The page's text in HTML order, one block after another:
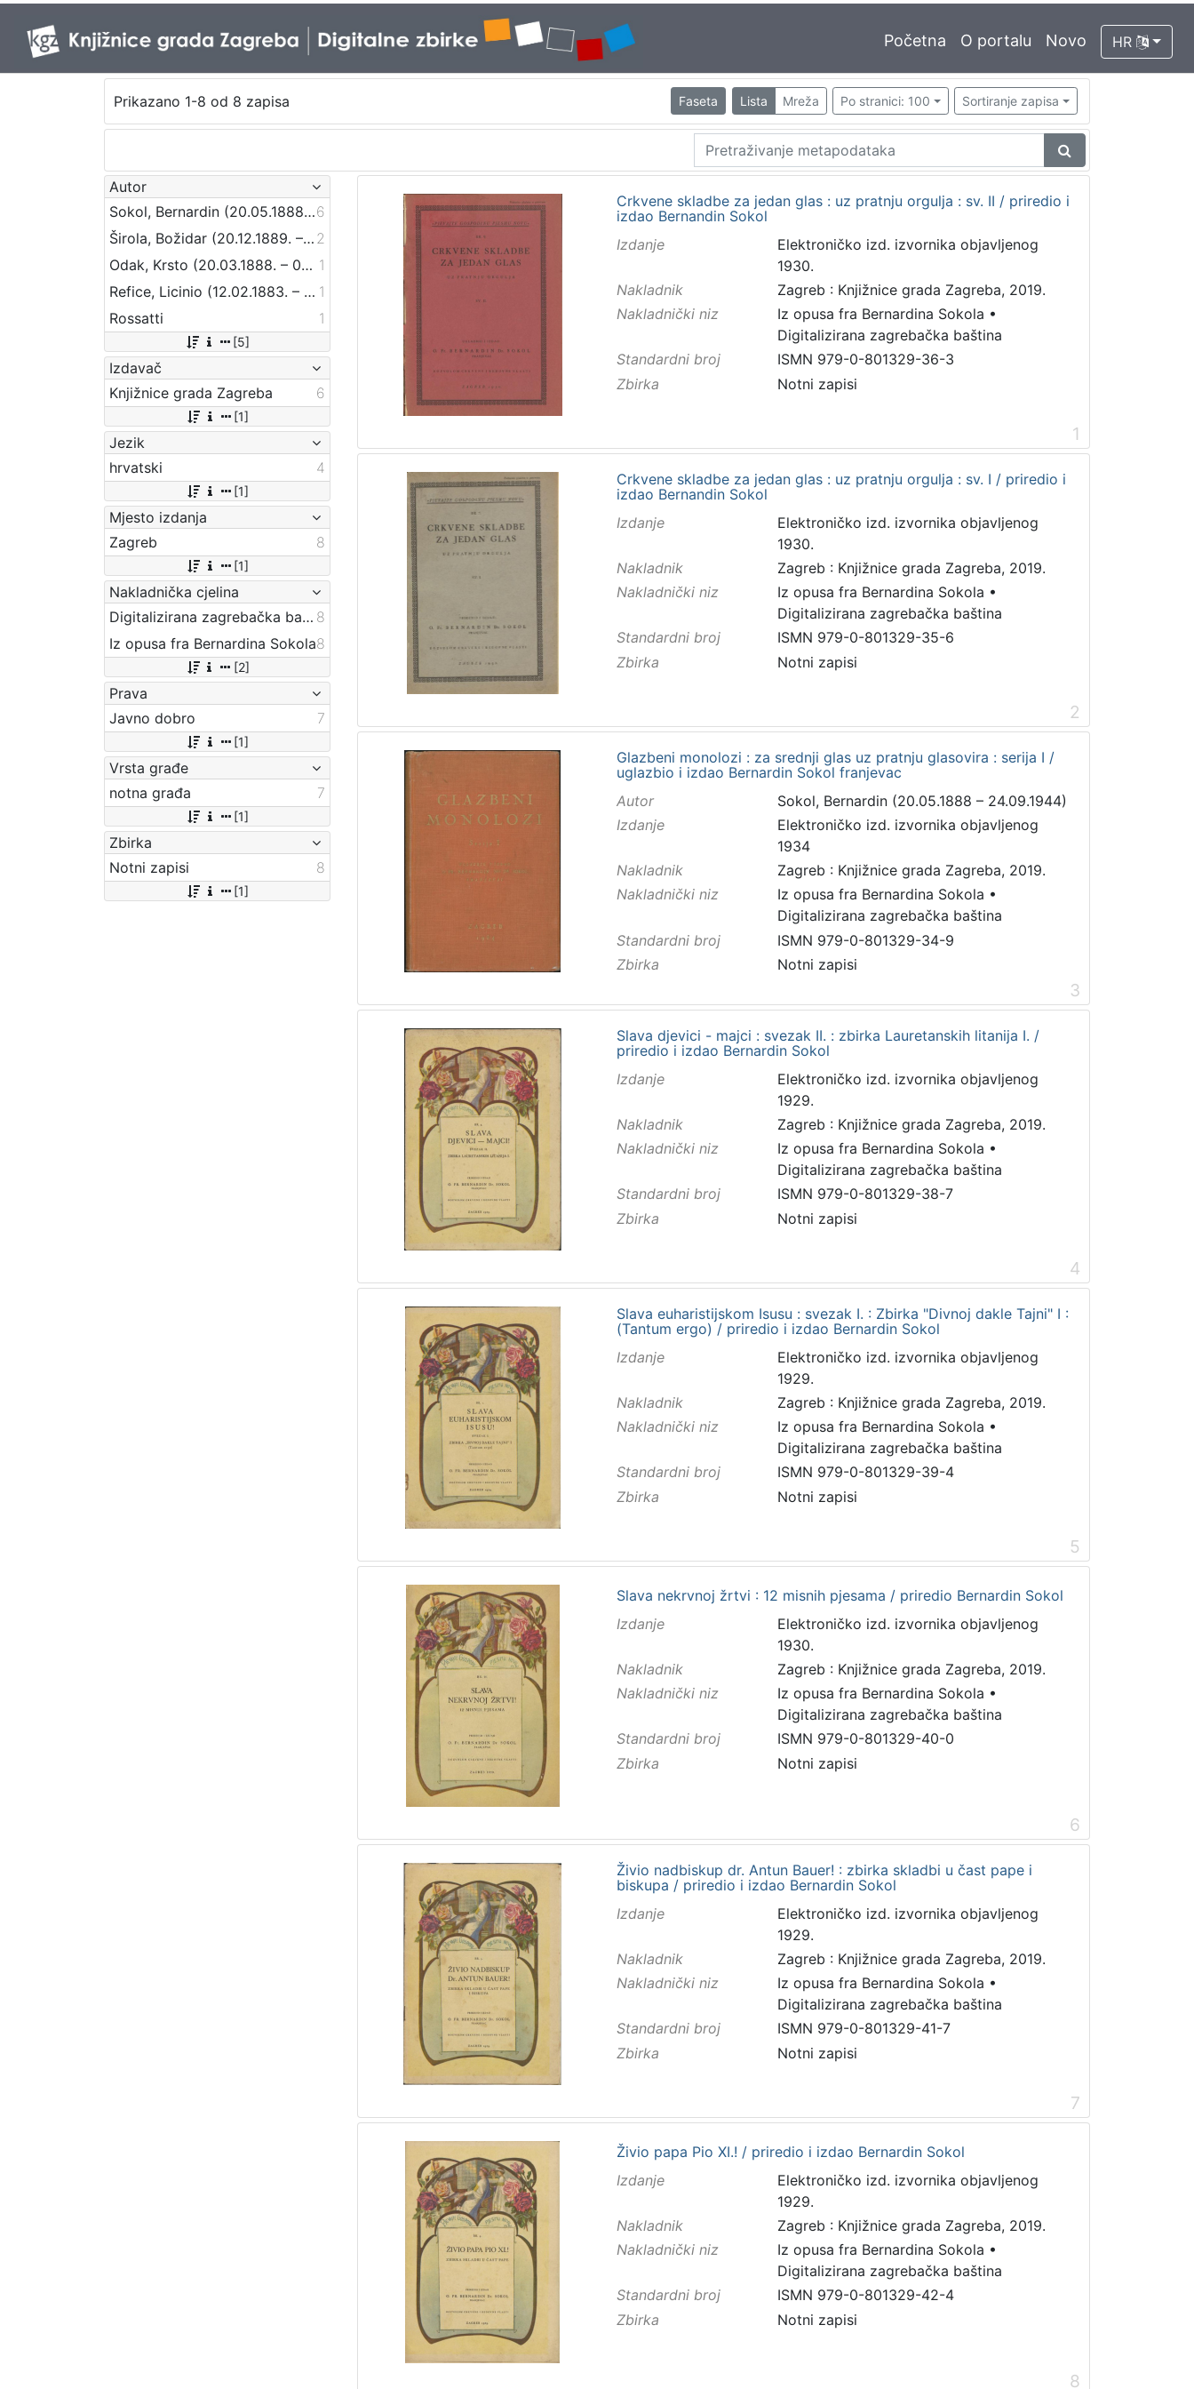
Početna O portalu Novo HR
Prikazano 1-8 od 8 zapisa Faseta Lista Mreža Po stranici: 100 Sortiranje zapisa
Autor
Sokol, Bernardin (20.05.1888 – 24.09.1944)6
Širola, Božidar (20.12.1889. – 10.04.1956.) 2
Odak, Krsto (20.03.1888. – 04.11.1965) 1
Refice, Licinio (12.02.1883. – 11.09.1954.) 1
Rossatti
1
[5]
Izdavač
Knjižnice grada Zagreba
6
[1]
Jezik
hrvatski
4
[1]
Mjesto izdanja
Zagreb
8
[1]
Nakladnička cjelina
Digitalizirana zagrebačka baština 8
Iz opusa fra Bernardina Sokola8
[2]
Prava
Javno dobro
7
[1]
Vrsta građe
notna građa
7
[1]
Zbirka
Notni zapisi
8
[1]
Crkvene skladbe za jedan glas : uz pratnju orgulja : sv. II / priredio i
izdao Bernandin Sokol
Izdanje
Elektroničko izd. izvornika objavljenog
1930.
Nakladnik
Zagreb : Knjižnice grada Zagreba, 2019.
Nakladnički niz
Iz opusa fra Bernardina Sokola •
Digitalizirana zagrebačka baština
Standardni broj
ISMN 979-0-801329-36-3
Zbirka
Notni zapisi
1
Crkvene skladbe za jedan glas : uz pratnju orgulja : sv. I / priredio i
izdao Bernandin Sokol
Izdanje
Elektroničko izd. izvornika objavljenog
1930.
Nakladnik
Zagreb : Knjižnice grada Zagreba, 2019.
Nakladnički niz
Iz opusa fra Bernardina Sokola •
Digitalizirana zagrebačka baština
Standardni broj
ISMN 979-0-801329-35-6
Zbirka
Notni zapisi
2
Glazbeni monolozi : za srednji glas uz pratnju glasovira : serija I /
uglazbio i izdao Bernardin Sokol franjevac
Autor
Sokol, Bernardin (20.05.1888 – 24.09.1944)
Izdanje
Elektroničko izd. izvornika objavljenog
1934
Nakladnik
Zagreb : Knjižnice grada Zagreba, 2019.
Nakladnički niz
Iz opusa fra Bernardina Sokola •
Digitalizirana zagrebačka baština
Standardni broj
ISMN 979-0-801329-34-9
Zbirka
Notni zapisi
3
Slava djevici - majci : svezak II. : zbirka Lauretanskih litanija I. /
priredio i izdao Bernardin Sokol
Izdanje
Elektroničko izd. izvornika objavljenog
1929.
Nakladnik
Zagreb : Knjižnice grada Zagreba, 2019.
Nakladnički niz
Iz opusa fra Bernardina Sokola •
Digitalizirana zagrebačka baština
Standardni broj
ISMN 979-0-801329-38-7
Zbirka
Notni zapisi
4
Slava euharistijskom Isusu : svezak I. : Zbirka "Divnoj dakle Tajni" I :
(Tantum ergo) / priredio i izdao Bernardin Sokol
Izdanje
Elektroničko izd. izvornika objavljenog
1929.
Nakladnik
Zagreb : Knjižnice grada Zagreba, 2019.
Nakladnički niz
Iz opusa fra Bernardina Sokola •
Digitalizirana zagrebačka baština
Standardni broj
ISMN 979-0-801329-39-4
Zbirka
Notni zapisi
5
Slava nekrvnoj žrtvi : 12 misnih pjesama / priredio Bernardin Sokol
Izdanje
Elektroničko izd. izvornika objavljenog
1930.
Nakladnik
Zagreb : Knjižnice grada Zagreba, 2019.
Nakladnički niz
Iz opusa fra Bernardina Sokola •
Digitalizirana zagrebačka baština
Standardni broj
ISMN 979-0-801329-40-0
Zbirka
Notni zapisi
6
Živio nadbiskup dr. Antun Bauer! : zbirka skladbi u čast pape i
biskupa / priredio i izdao Bernardin Sokol
Izdanje
Elektroničko izd. izvornika objavljenog
1929.
Nakladnik
Zagreb : Knjižnice grada Zagreba, 2019.
Nakladnički niz
Iz opusa fra Bernardina Sokola •
Digitalizirana zagrebačka baština
Standardni broj
ISMN 979-0-801329-41-7
Zbirka
Notni zapisi
7
Živio papa Pio XI.! / priredio i izdao Bernardin Sokol
Izdanje
Elektroničko izd. izvornika objavljenog
1929.
Nakladnik
Zagreb : Knjižnice grada Zagreba, 2019.
Nakladnički niz
Iz opusa fra Bernardina Sokola •
Digitalizirana zagrebačka baština
Standardni broj
ISMN 979-0-801329-42-4
Zbirka
Notni zapisi
8